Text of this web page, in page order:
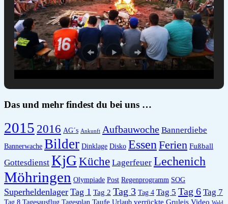
Das und mehr findest du bei uns …
2015 2016 AG´s Ankunft Aufbauwoche Bannerdiebe
Bannerwache Bilder Dinklage Disko Essen Ferien Fußball
Gottesdienst KjG Küche Lagerfeuer Lechenich
Möhringen Olympiade Post Regenprogramm SOG
Superheldenlager Tag 1 Tag 2 Tag 3 Tag 4 Tag 5 Tag 6 Tag 7
Tag 8 Tagesausflug Tagesplan Taufe Urlaub verrückte Gruleis Video Wald